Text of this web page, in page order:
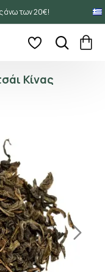
άνω των 20€!
Κίνας